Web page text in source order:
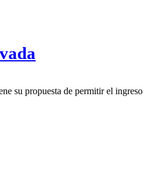
su propuesta de permitir el ingreso